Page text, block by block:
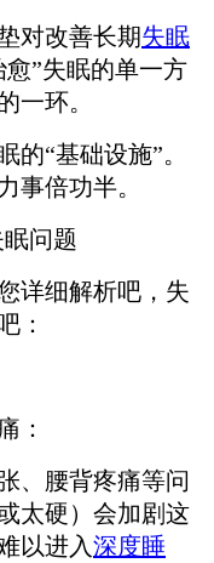
对改善长期失眠
”失眠的单一方
一环。
的“基础设施”。
事倍功半。
详细解析吧，失
：
：
、腰背疼痛等问
太硬）会加剧这
以进入深度睡